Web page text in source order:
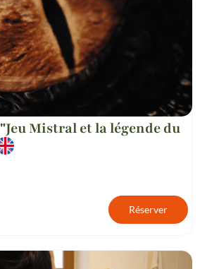
Mistral et la légende du
Réserver